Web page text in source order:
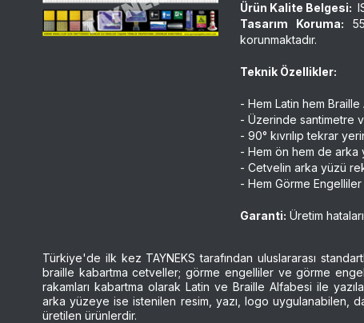
Ürün Kalite Belgesi:
Tasarım Koruma:
korunmaktadır.
Teknik Özellikler:
- Hem Latin hem
- Üzerinde santimetre
- 90° kıvrılıp tekrar
- Hem ön hem de arka
- Cetvelin arka yüzü
- Hem Görme
Garanti: Üretim
Türkiye'de ilk kez TAYNEKS tarafından uluslararası
braille kabartma cetveller; görme engelliler ve görme
rakamları kabartma olarak Latin ve Braille Alfabesi ile
arka yüzeye ise istenilen resim, yazı, logo uygulanabilen,
üretilen ürünlerdir.